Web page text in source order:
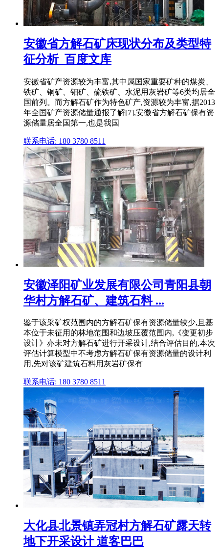
安徽省方解石矿床现状分布及类型特
征分析_百度文库
安徽省矿产资源较为丰富,其中属国家重要矿种的煤炭、
铁矿、铜矿、钼矿、硫铁矿、水泥用灰岩矿等6类均居全
国前列。而方解石矿作为特色矿产,资源较为丰富,据2013
年全国矿产资源储量通报了解[7],安徽省方解石矿保有资
源储量居全国第一,也是我国
联系电话: 180 3780 8511
安徽泽阳矿业发展有限公司青阳县朝
华村方解石矿、建筑石料 ...
鉴于该采矿权范围内的方解石矿保有资源储量较少,且基
本位于未征用的林地范围和边坡压覆范围内,《变更初步
设计》亦未对方解石矿进行开采设计,结合评估目的,本次
评估计算模型中不考虑方解石矿保有资源储量的设计利
用,先对该矿建筑石料用灰岩矿保有
联系电话: 180 3780 8511
大化县北景镇弄冠村方解石矿露天转
地下开采设计 道客巴巴